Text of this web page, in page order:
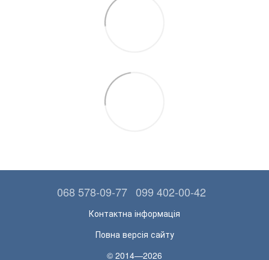
068 578-09-77 099 402-00-42
Контактна інформація
Повна версія сайту
© 2014—2026